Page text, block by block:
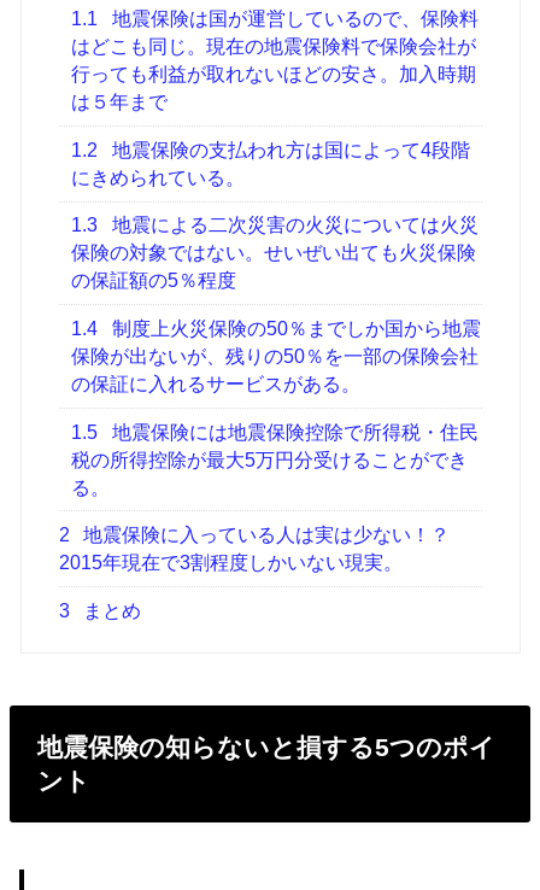
1.1
地震保険は国が運営しているので、保険料
はどこも同じ。現在の地震保険料で保険会社が
行っても利益が取れないほどの安さ。加入時期
は５年まで
1.2
地震保険の支払われ方は国によって4段階
にきめられている。
1.3
地震による二次災害の火災については火災
保険の対象ではない。せいぜい出ても火災保険
の保証額の5％程度
1.4
制度上火災保険の50％までしか国から地震
保険が出ないが、残りの50％を一部の保険会社
の保証に入れるサービスがある。
1.5
地震保険には地震保険控除で所得税・住民
税の所得控除が最大5万円分受けることができ
る。
2
地震保険に入っている人は実は少ない！？
2015年現在で3割程度しかいない現実。
3 まとめ
地震保険の知らないと損する5つのポイ
ント